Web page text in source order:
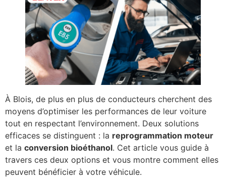
À Blois, de plus en plus de conducteurs cherchent des
moyens d’optimiser les performances de leur voiture
tout en respectant l’environnement. Deux solutions
efficaces se distinguent : la reprogrammation moteur
et la conversion bioéthanol. Cet article vous guide à
travers ces deux options et vous montre comment elles
peuvent bénéficier à votre véhicule.